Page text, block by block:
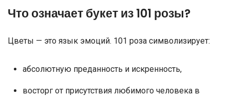
Что означает букет из 101 розы?
Цветы — это язык эмоций. 101 роза символизирует:
абсолютную преданность и искренность,
восторг от присутствия любимого человека в